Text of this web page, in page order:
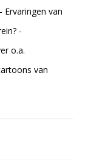
van
-
o.a.
van